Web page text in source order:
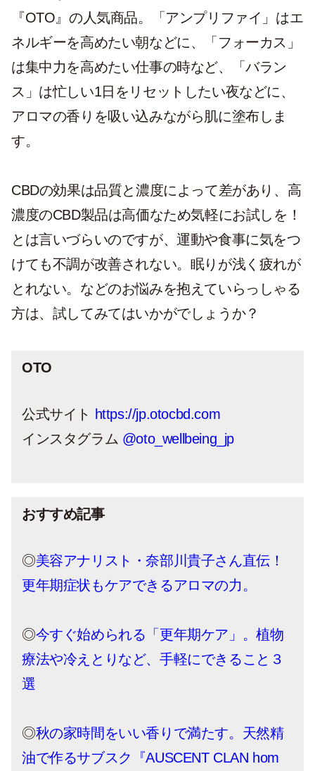
『OTO』の人気商品。「アンプリファイ」はエ
ネルギーを高めたい朝などに、「フォーカス」
は集中力を高めたい仕事の時など、「バラン
ス」は忙しい1日をリセットしたい夜などに、
アロマの香りを吸い込みながら肌に塗布しま
す。
CBDの効果は品質と濃度によって差があり、高
濃度のCBD製品は高価なため気軽にお試しを！
とは言いづらいのですが、運動や食事に気をつ
けても不調が改善されない。眠りが浅く疲れが
とれない。などのお悩みを抱えていらっしゃる
方は、試してみてはいかがでしょうか？
OTO
公式サイト
https://jp.otocbd.com
インスタグラム @oto_wellbeing_jp
おすすめ記事
◎美容アナリスト・奈部川貴子さん直伝！
更年期症状もケアできるアロマの力。
◎今すぐ始められる「更年期ケア」。植物
療法や冷えとりなど、手軽にできること３
選
◎秋の家時間をいい香りで満たす。天然精
油で作るサブスク『AUSCENT CLAN hom